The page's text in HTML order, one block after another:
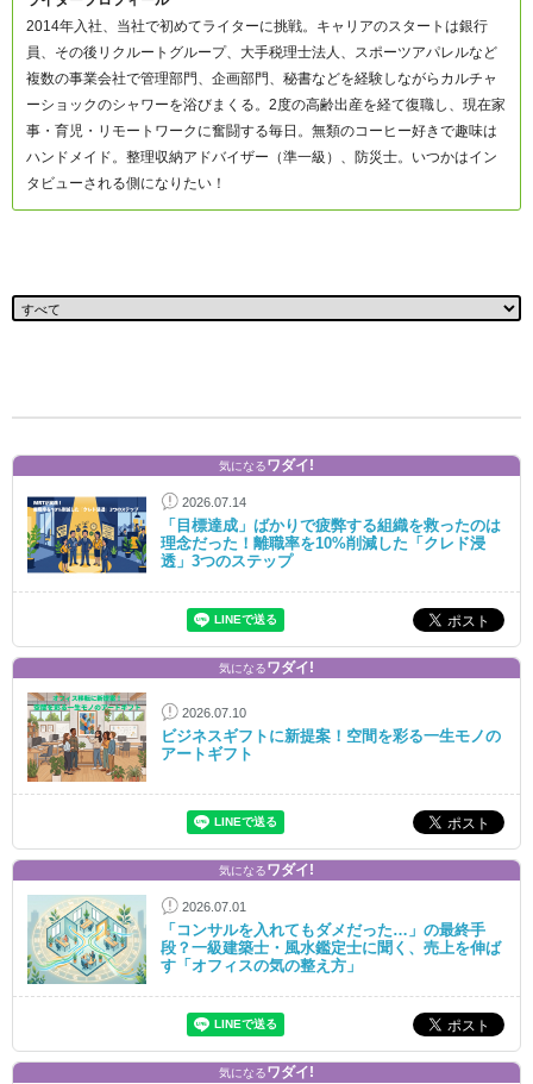
2014年入社、当社で初めてライターに挑戦。キャリアのスタートは銀行
員、その後リクルートグループ、大手税理士法人、スポーツアパレルなど
複数の事業会社で管理部門、企画部門、秘書などを経験しながらカルチャ
ーショックのシャワーを浴びまくる。2度の高齢出産を経て復職し、現在家
事・育児・リモートワークに奮闘する毎日。無類のコーヒー好きで趣味は
ハンドメイド。整理収納アドバイザー（準一級）、防災士。いつかはイン
タビューされる側になりたい！
気になるワダイ!
2026.07.14
「目標達成」ばかりで疲弊する組織を救ったのは
理念だった！離職率を10%削減した「クレド浸
透」3つのステップ
気になるワダイ!
2026.07.10
ビジネスギフトに新提案！空間を彩る一生モノの
アートギフト
気になるワダイ!
2026.07.01
「コンサルを入れてもダメだった…」の最終手
段？一級建築士・風水鑑定士に聞く、売上を伸ば
す「オフィスの気の整え方」
気になるワダイ!